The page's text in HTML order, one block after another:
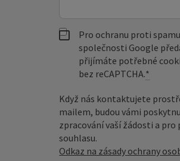
Pro ochranu proti
společnosti Google
přijímáte potřebné
bez reCAPTCHA.*
Když nás kontaktujete
mailem, budou vámi
zpracování vaší žádosti a
souhlasu.
Odkaz na zásady ochrany